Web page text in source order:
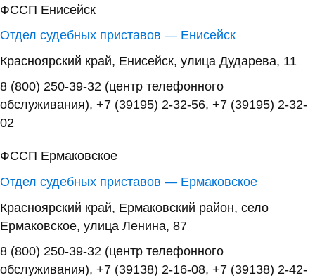
ФССП Енисейск
Отдел судебных приставов — Енисейск
Красноярский край, Енисейск, улица Дударева, 11
8 (800) 250-39-32 (центр телефонного
обслуживания), +7 (39195) 2-32-56, +7 (39195) 2-32-
02
ФССП Ермаковское
Отдел судебных приставов — Ермаковское
Красноярский край, Ермаковский район, село
Ермаковское, улица Ленина, 87
8 (800) 250-39-32 (центр телефонного
обслуживания), +7 (39138) 2-16-08, +7 (39138) 2-42-